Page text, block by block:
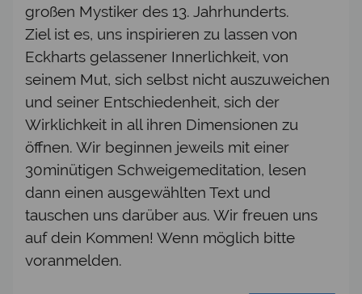
großen Mystiker des 13. Jahrhunderts.
Ziel ist es, uns inspirieren zu lassen von
Eckharts gelassener Innerlichkeit, von
seinem Mut, sich selbst nicht auszuweichen
und seiner Entschiedenheit, sich der
Wirklichkeit in all ihren Dimensionen zu
öffnen. Wir beginnen jeweils mit einer
30minütigen Schweigemeditation, lesen
dann einen ausgewählten Text und
tauschen uns darüber aus. Wir freuen uns
auf dein Kommen! Wenn möglich bitte
voranmelden.